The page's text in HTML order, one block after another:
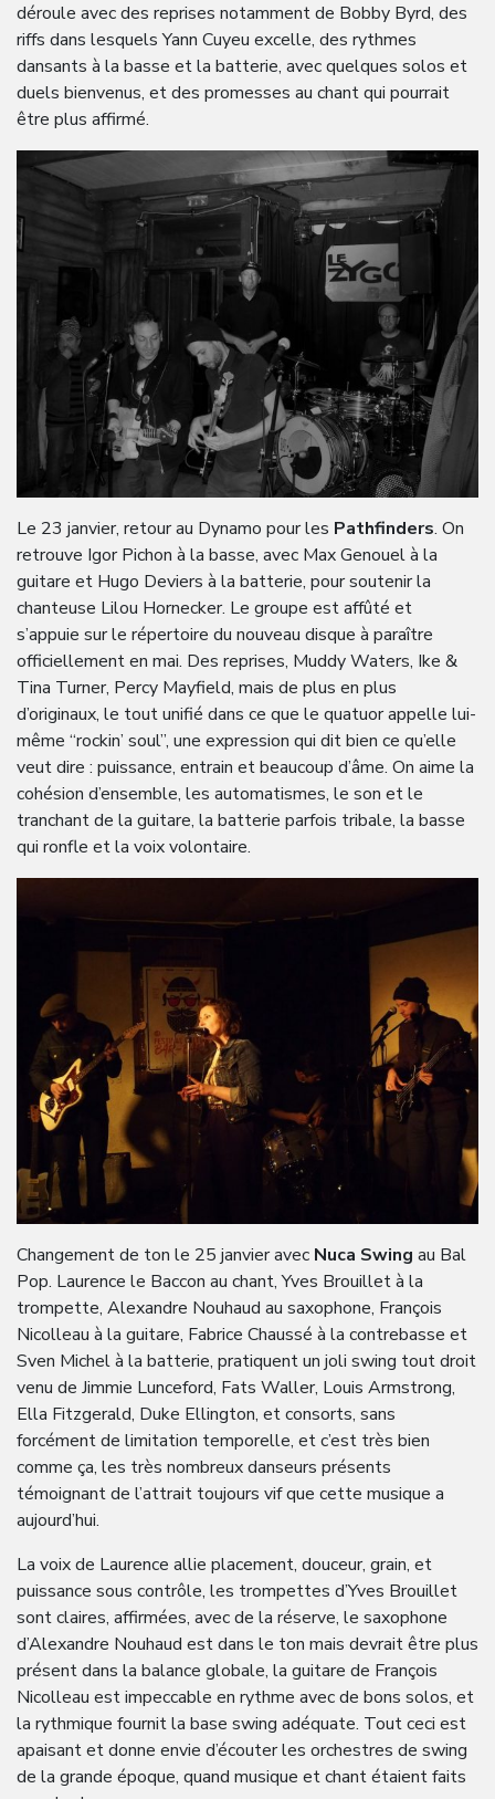
déroule avec des reprises notamment de Bobby Byrd, des
riffs dans lesquels Yann Cuyeu excelle, des rythmes
dansants à la basse et la batterie, avec quelques solos et
duels bienvenus, et des promesses au chant qui pourrait
être plus affirmé.
Le 23 janvier, retour au Dynamo pour les Pathfinders. On
retrouve Igor Pichon à la basse, avec Max Genouel à la
guitare et Hugo Deviers à la batterie, pour soutenir la
chanteuse Lilou Hornecker. Le groupe est affûté et
s’appuie sur le répertoire du nouveau disque à paraître
officiellement en mai. Des reprises, Muddy Waters, Ike &
Tina Turner, Percy Mayfield, mais de plus en plus
d’originaux, le tout unifié dans ce que le quatuor appelle lui-
même “rockin’ soul”, une expression qui dit bien ce qu’elle
veut dire : puissance, entrain et beaucoup d’âme. On aime la
cohésion d’ensemble, les automatismes, le son et le
tranchant de la guitare, la batterie parfois tribale, la basse
qui ronfle et la voix volontaire.
Changement de ton le 25 janvier avec Nuca Swing au Bal
Pop. Laurence le Baccon au chant, Yves Brouillet à la
trompette, Alexandre Nouhaud au saxophone, François
Nicolleau à la guitare, Fabrice Chaussé à la contrebasse et
Sven Michel à la batterie, pratiquent un joli swing tout droit
venu de Jimmie Lunceford, Fats Waller, Louis Armstrong,
Ella Fitzgerald, Duke Ellington, et consorts, sans
forcément de limitation temporelle, et c’est très bien
comme ça, les très nombreux danseurs présents
témoignant de l’attrait toujours vif que cette musique a
aujourd’hui.
La voix de Laurence allie placement, douceur, grain, et
puissance sous contrôle, les trompettes d’Yves Brouillet
sont claires, affirmées, avec de la réserve, le saxophone
d’Alexandre Nouhaud est dans le ton mais devrait être plus
présent dans la balance globale, la guitare de François
Nicolleau est impeccable en rythme avec de bons solos, et
la rythmique fournit la base swing adéquate. Tout ceci est
apaisant et donne envie d’écouter les orchestres de swing
de la grande époque, quand musique et chant étaient faits